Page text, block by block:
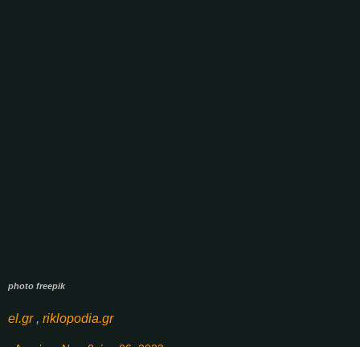
photo freepik
el.gr, riklopodia.gr